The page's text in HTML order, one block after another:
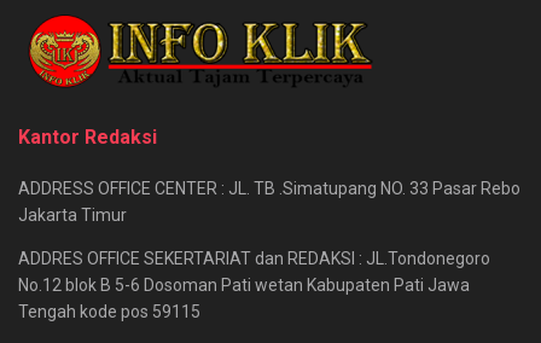
Kantor Redaksi
ADDRESS OFFICE CENTER : JL. TB .Simatupang NO. 33 Pasar Rebo
Jakarta Timur
ADDRES OFFICE SEKERTARIAT dan REDAKSI : JL.Tondonegoro
No.12 blok B 5-6 Dosoman Pati wetan Kabupaten Pati Jawa
Tengah kode pos 59115